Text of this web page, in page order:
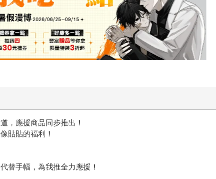
，應援商品同步推出！
貼貼的福利！
替手幅，為我推全力應援！